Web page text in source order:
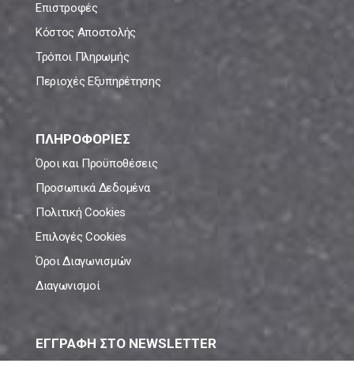
Επιστροφές
Κόστος Αποστολής
Τρόποι Πληρωμής
Περιοχές Εξυπηρέτησης
ΠΛΗΡΟΦΟΡΙΕΣ
Όροι και Προϋποθέσεις
Προσωπικά Δεδομένα
Πολιτική Cookies
Επιλογές Cookies
Όροι Διαγωνισμών
Διαγωνισμοί
ΕΓΓΡΑΦΗ ΣΤΟ NEWSLETTER